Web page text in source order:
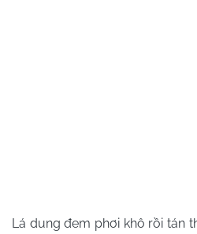
Lá dung đem phơi khô rồi tán